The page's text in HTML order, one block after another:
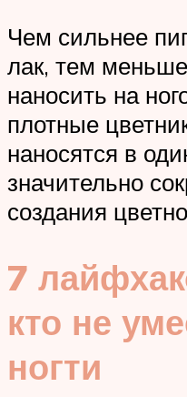
Чем сильнее
лак, тем
наносить на
плотные
наносятся в
значительно
создания
7
кто не
ногти